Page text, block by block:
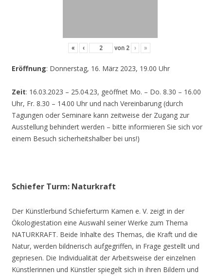
« ‹ von 2 › »
Eröffnung: Donnerstag, 16. März 2023, 19.00 Uhr
Zeit: 16.03.2023 – 25.04.23, geöffnet Mo. – Do. 8.30 – 16.00
Uhr, Fr. 8.30 – 14.00 Uhr und nach Vereinbarung (durch
Tagungen oder Seminare kann zeitweise der Zugang zur
Ausstellung behindert werden – bitte informieren Sie sich vor
einem Besuch sicherheitshalber bei uns!)
Schiefer Turm: Naturkraft
Der Künstlerbund Schieferturm Kamen e. V. zeigt in der
Ökologiestation eine Auswahl seiner Werke zum Thema
NATURKRAFT. Beide Inhalte des Themas, die Kraft und die
Natur, werden bildnerisch aufgegriffen, in Frage gestellt und
gepriesen. Die Individualität der Arbeitsweise der einzelnen
Künstlerinnen und Künstler spiegelt sich in ihren Bildern und